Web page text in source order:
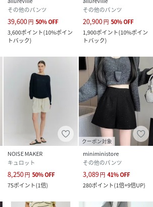
その他のパンツ
39,600円 50%OFF
3,600ポイント(10%ポイン
トバック)
その他のパンツ
20,900円 50%OFF
1,900ポイント(10%ポイン
トバック)
NOISE MAKER
キュロット
8,250円 50%OFF
75ポイント(1倍)
クーポン対象
miniministore
その他のパンツ
3,089円 41%OFF
280ポイント(1倍+9倍UP)